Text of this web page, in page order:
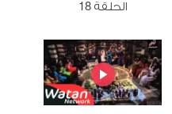
الحلقة 18